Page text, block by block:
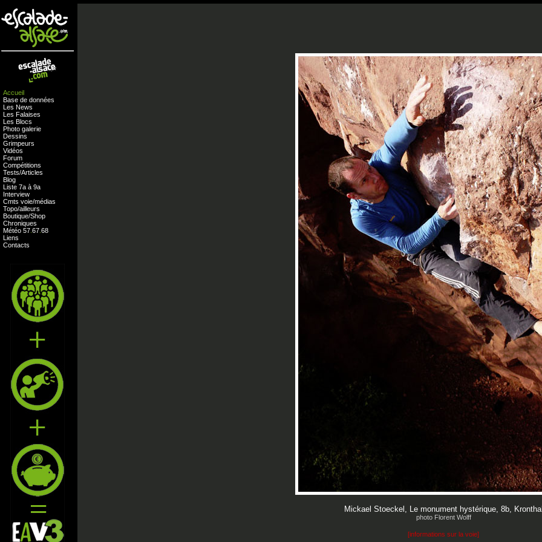
Accueil
Base de données
Les News
Les Falaises
Les Blocs
Photo galerie
Dessins
Grimpeurs
Vidéos
Forum
Compétitions
Tests/Articles
Blog
Liste 7a à 9a
Interview
Cmts voie/médias
Topo/ailleurs
Boutique/Shop
Chroniques
Météo 57 67 68
Liens
Contacts
Mickael Stoeckel, Le monument hystérique, 8b,
photo Florent Wolff
[informations sur la voie]